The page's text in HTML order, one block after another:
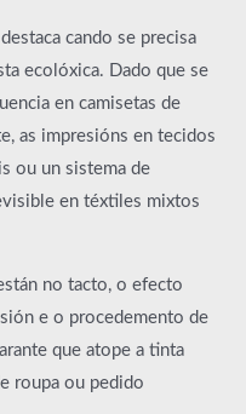
cando se precisa
ecolóxica. Dado que se
en camisetas de
as impresións en tecidos
ou un sistema de
en téxtiles mixtos
no tacto, o efecto
e o procedemento de
que atope a tinta
roupa ou pedido